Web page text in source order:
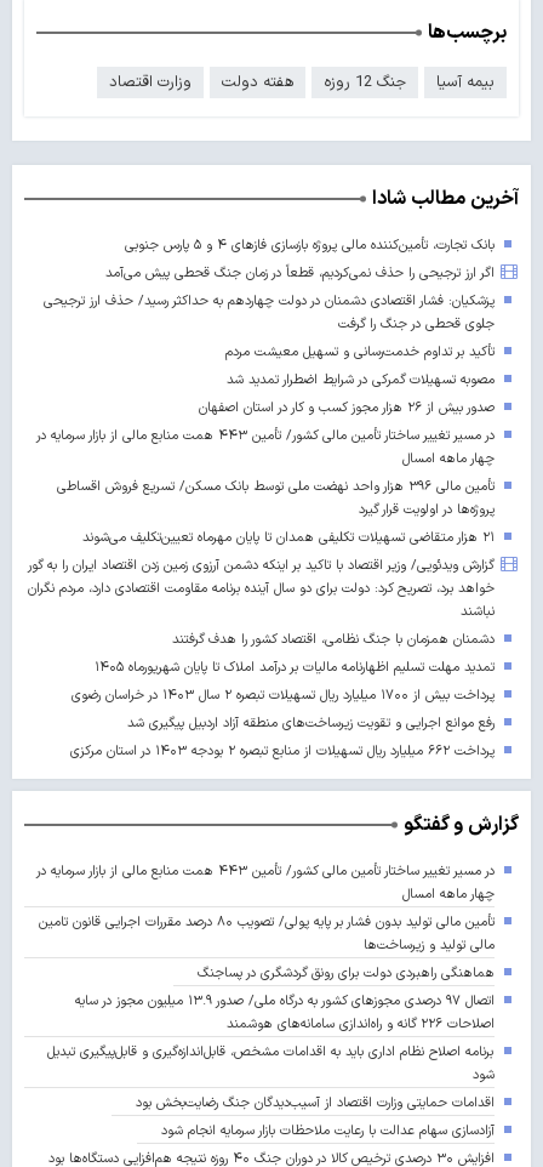
برچسب‌ها
بیمه آسیا جنگ 12 روزه هفته دولت وزارت اقتصاد
آخرین مطالب شادا
بانک تجارت، تأمین‌کننده مالی پروژه بازسازی فازهای ۴ و ۵ پارس جنوبی
اگر ارز ترجیحی را حذف نمی‌کردیم، قطعاً در زمان جنگ قحطی پیش می‌آمد
پزشکیان: فشار اقتصادی دشمنان در دولت چهاردهم به حداکثر رسید/ حذف ارز ترجیحی
جلوی قحطی در جنگ را گرفت
تأکید بر تداوم خدمت‌رسانی و تسهیل معیشت مردم
مصوبه تسهیلات گمرکی در شرایط اضطرار تمدید شد
صدور بیش از ۲۶ هزار مجوز کسب‌ و کار در استان اصفهان
در مسیر تغییر ساختار تأمین مالی کشور/ تأمین ۴۴۳ همت منابع مالی از بازار سرمایه در
چهار ماهه امسال
تأمین مالی ۳۹۶ هزار واحد نهضت ملی توسط بانک مسکن/ تسریع فروش اقساطی
پروژه‌ها در اولویت قرار گیرد
۲۱ هزار متقاضی تسهیلات تکلیفی همدان تا پایان مهرماه تعیین‌تکلیف می‌شوند
گزارش ویدئویی/ وزیر اقتصاد با تاکید بر اینکه دشمن آرزوی زمین زدن اقتصاد ایران را به گور
خواهد برد، تصریح کرد: دولت برای دو سال آینده برنامه مقاومت اقتصادی دارد، مردم نگران
نباشند
دشمنان همزمان با جنگ نظامی، اقتصاد کشور را هدف گرفتند
تمدید مهلت تسلیم اظهارنامه مالیات بر درآمد املاک تا پایان شهریورماه ۱۴۰۵
پرداخت بیش از ۱۷۰۰ میلیارد ریال تسهیلات تبصره ۲ سال ۱۴۰۳ در خراسان رضوی
رفع موانع اجرایی و تقویت زیرساخت‌های منطقه آزاد اردبیل پیگیری شد
پرداخت ۶۶۲ میلیارد ریال تسهیلات از منابع تبصره ۲ بودجه ۱۴۰۳ در استان مرکزی
گزارش و گفتگو
در مسیر تغییر ساختار تأمین مالی کشور/ تأمین ۴۴۳ همت منابع مالی از بازار سرمایه در
چهار ماهه امسال
تأمین مالی تولید بدون فشار بر پایه پولی/ تصویب ۸۰ درصد مقررات اجرایی قانون تامین
مالی تولید و زیرساخت‌ها
هماهنگی راهبردی دولت برای رونق گردشگری در پساجنگ
اتصال ۹۷ درصدی مجوزهای کشور به درگاه ملی/ صدور ۱۳.۹ میلیون مجوز در سایه
اصلاحات ۲۲۶ گانه و راه‌اندازی سامانه‌های هوشمند
برنامه اصلاح نظام اداری باید به اقدامات مشخص، قابل‌اندازه‌گیری و قابل‌پیگیری تبدیل
شود
اقدامات حمایتی وزارت اقتصاد از آسیب‌دیدگان جنگ رضایت‌بخش بود
آزادسازی سهام عدالت با رعایت ملاحظات بازار سرمایه انجام شود
افزایش ۳۰ درصدی ترخیص کالا در دوران جنگ ۴۰ روزه نتیجه هم‌افزایی دستگاه‌ها بود